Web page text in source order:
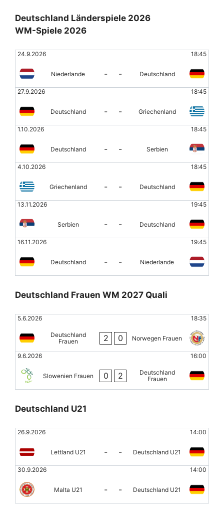
Deutschland Länderspiele 2026
WM-Spiele 2026
24.9.2026 18:45
Niederlande - - Deutschland
27.9.2026 18:45
Deutschland - - Griechenland
1.10.2026 18:45
Deutschland - - Serbien
4.10.2026 18:45
Griechenland - - Deutschland
13.11.2026 19:45
Serbien - - Deutschland
16.11.2026 19:45
Deutschland - - Niederlande
Deutschland Frauen WM 2027 Quali
5.6.2026 18:35
Deutschland
Frauen
2 0 Norwegen Frauen
9.6.2026 16:00
Slowenien Frauen 0 2
Deutschland
Frauen
Deutschland U21
26.9.2026 14:00
Lettland U21 - - Deutschland U21
30.9.2026 14:00
Malta U21 - - Deutschland U21